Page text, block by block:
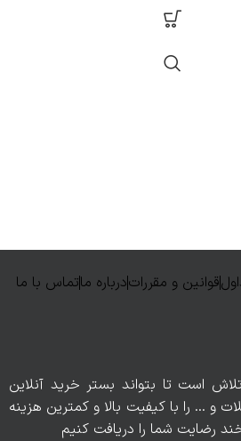
قوانین و مقرراتدرباره ماتماس با ما
است تا بتواند بستر خرید آنلاین
و … را با کیفیت بالا و کمترین هزینه
رضایت شما را دریافت کنیم